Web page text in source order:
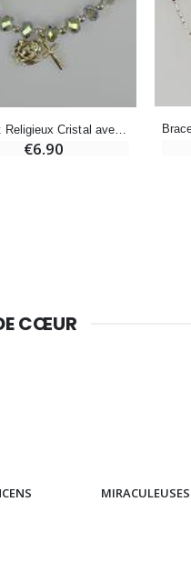
Bracelet Religieux Cristal avec Croix
€6.90
CŒUR
MIRACULEUSES